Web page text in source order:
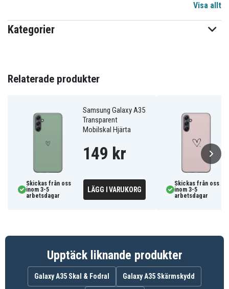
Vår design är fri från skarpa kanter och enkel att
montera eller avlägsna från din mobil, utan risk för
repor eller andra skador. Det är en av de mest populära
konkurrensen. Ett utmärkt val för att skydda telefoner
inom familjen, bland barn och vänner. Särskilt anpassat
Detaljer om produkten:
-Speciellt utformat för Galaxy A35, kompatibelt med
-Mobilskyddet är noggrant designat för att omge och
skydda din enhet från repor och slitage, samtidigt som
det ger fullständigt skydd runt alla kanter, knappar och
färgkombination som ger en känsla av lyx och elegans.
det ger lätt tillgång till alla nödvändiga portar.
-Sitter perfekt på din Galaxy A35, lätt att sätta på och
ger snabb tillgång till alla funktioner och knappar.
Visa allt
Kategorier
Relaterade produkter
Samsung Galaxy A35
Transparent
Mobilskal Hjärta
149 kr
Skickas från oss
inom 3-5
arbetsdagar
LÄGG I VARUKORG
Skickas från oss
inom 3-5
arbetsdagar
Upptäck liknande produkter
Galaxy A35 Skal & Fodral Galaxy A35 Skärmskydd